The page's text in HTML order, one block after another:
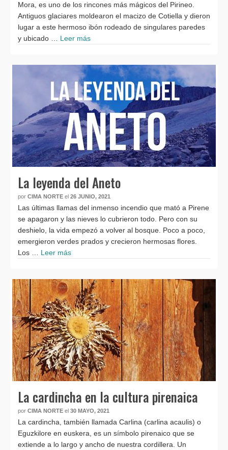
Mora, es uno de los rincones más mágicos del Pirineo.
Antiguos glaciares moldearon el macizo de Cotiella y dieron
lugar a este hermoso ibón rodeado de singulares paredes
y ubicado … Leer más
La leyenda del Aneto
por CIMA NORTE el 26 JUNIO, 2021
Las últimas llamas del inmenso incendio que mató a Pirene
se apagaron y las nieves lo cubrieron todo. Pero con su
deshielo, la vida empezó a volver al bosque. Poco a poco,
emergieron verdes prados y crecieron hermosas flores.
Los … Leer más
La cardincha en la cultura pirenaica
por CIMA NORTE el 30 MAYO, 2021
La cardincha, también llamada Carlina (carlina acaulis) o
Eguzkilore en euskera, es un símbolo pirenaico que se
extiende a lo largo y ancho de nuestra cordillera. Un